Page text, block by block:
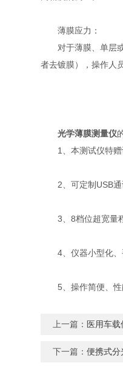
薄膜应力：
对于薄膜、单层或
者去镀膜），操作人
光学薄膜测量仪
1、本测试仪特赠
2、可定制USB通
3、8档位超宽量程
4、仪器小型化、
5、操作简便、性
上一篇： 医用车载
下一篇：便携式分